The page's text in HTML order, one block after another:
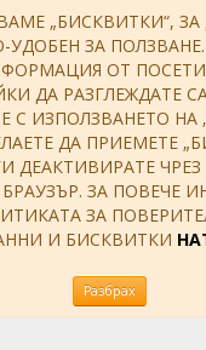
„БИСКВИТКИ“,
УДОБЕН ЗА
ОТ
ДА РАЗГЛЕЖДАТЕ
С ИЗПОЛЗВАНЕТО НА
ДА ПРИЕМЕТЕ
ДЕАКТИВИРАТЕ
ЗА ПОВЕЧЕ
ЗА
И БИСКВИТКИ
Разбрах